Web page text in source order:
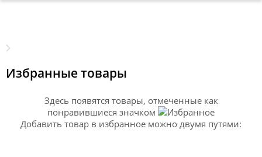
Избранные товары
Здесь появятся товары, отмеченные как
понравившиеся значком
Добавить товар в избранное можно двумя путями: